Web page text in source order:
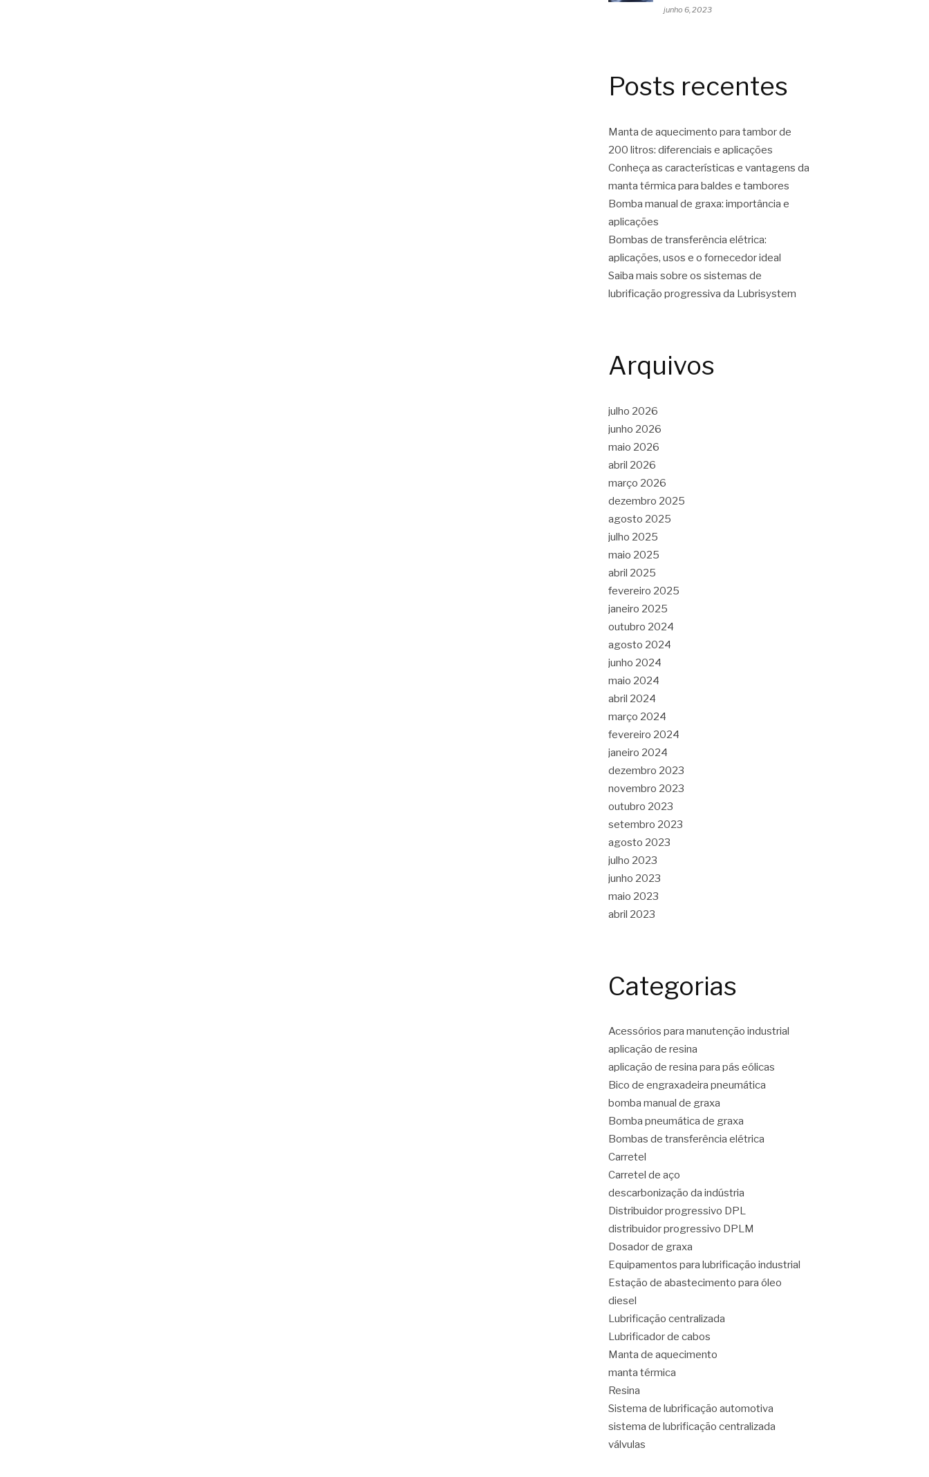
junho 6, 2023
Posts recentes
Manta de aquecimento para tambor de
200 litros: diferenciais e aplicações
Conheça as características e vantagens da
manta térmica para baldes e tambores
Bomba manual de graxa: importância e
aplicações
Bombas de transferência elétrica:
aplicações, usos e o fornecedor ideal
Saiba mais sobre os sistemas de
lubrificação progressiva da Lubrisystem
Arquivos
julho 2026
junho 2026
maio 2026
abril 2026
março 2026
dezembro 2025
agosto 2025
julho 2025
maio 2025
abril 2025
fevereiro 2025
janeiro 2025
outubro 2024
agosto 2024
junho 2024
maio 2024
abril 2024
março 2024
fevereiro 2024
janeiro 2024
dezembro 2023
novembro 2023
outubro 2023
setembro 2023
agosto 2023
julho 2023
junho 2023
maio 2023
abril 2023
Categorias
Acessórios para manutenção industrial
aplicação de resina
aplicação de resina para pás eólicas
Bico de engraxadeira pneumática
bomba manual de graxa
Bomba pneumática de graxa
Bombas de transferência elétrica
Carretel
Carretel de aço
descarbonização da indústria
Distribuidor progressivo DPL
distribuidor progressivo DPLM
Dosador de graxa
Equipamentos para lubrificação industrial
Estação de abastecimento para óleo
diesel
Lubrificação centralizada
Lubrificador de cabos
Manta de aquecimento
manta térmica
Resina
Sistema de lubrificação automotiva
sistema de lubrificação centralizada
válvulas